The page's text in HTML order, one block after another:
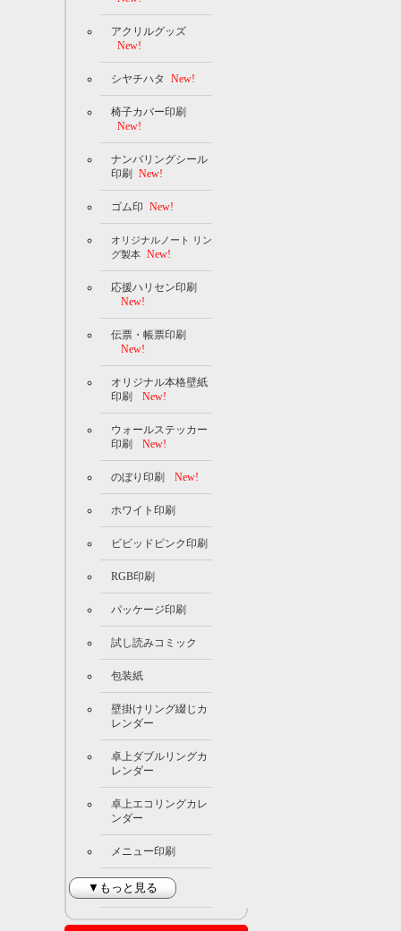
アクリルグッズ
New!
シヤチハタ New!
椅子カバー印刷
New!
ナンバリングシール
印刷
New!
ゴム印 New!
オリジナルノート リン
グ製本 New!
応援ハリセン印刷
New!
伝票・帳票印刷
New!
オリジナル本格壁紙
印刷
New!
ウォールステッカー
印刷
New!
のぼり印刷 New!
ホワイト印刷
ビビッドピンク印刷
RGB印刷
パッケージ印刷
試し読みコミック
包装紙
壁掛けリング綴じカ
レンダー
卓上ダブルリングカ
レンダー
卓上エコリングカレ
ンダー
メニュー印刷
▼もっと見る